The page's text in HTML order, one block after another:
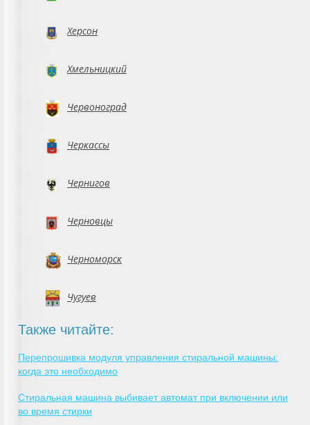
Херсон
Хмельницкий
Червоноград
Черкассы
Чернигов
Черновцы
Черноморск
Чугуев
Также читайте:
Перепрошивка модуля управления стиральной машины:
когда это необходимо
Стиральная машина выбивает автомат при включении или
во время стирки